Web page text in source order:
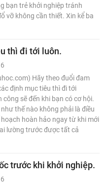
bạn trẻ khởi nghiệp tránh
vỡ không cần thiết. Xin kể ba
thì đi tới luôn.
Hãy theo đuổi đam
định mục tiêu thì đi tới
công sẽ đến khi bạn có cơ hội.
thế nào không phải là điều
hoàn hảo ngay từ khi mới
lường trước được tất cả
trước khi khởi nghiệp.